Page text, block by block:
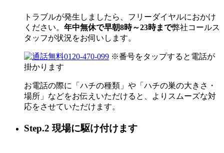
トラブルが発生しましたら、フリーダイヤルにおかけ
ください。 年中無休で早朝8時～23時まで弊社コールス
タッフが状況をお伺いします。
0120-470-099 ※番号をタップすると電話が
掛かります
お電話の際に「ハチの種類」や「ハチの巣の大きさ・
場所」などをお伝えいただけると、よりスムーズな対
応をさせていただけます。
Step.2 現場に駆け付けます